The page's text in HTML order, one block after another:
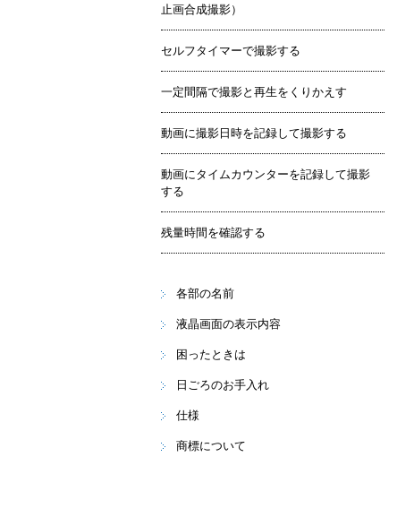
止画合成撮影）
セルフタイマーで撮影する
一定間隔で撮影と再生をくりかえす
動画に撮影日時を記録して撮影する
動画にタイムカウンターを記録して撮影
する
残量時間を確認する
各部の名前
液晶画面の表示内容
困ったときは
日ごろのお手入れ
仕様
商標について